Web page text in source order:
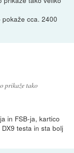
cca. 2400
prikaže tako
in FSB-ja, kartico
testa in sta bolj